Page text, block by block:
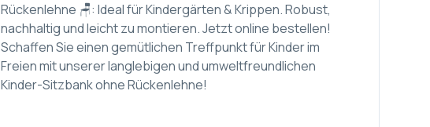
Rückenlehne 🪑: Ideal für Kindergärten & Krippen. Robust,
nachhaltig und leicht zu montieren. Jetzt online bestellen!
Schaffen Sie einen gemütlichen Treffpunkt für Kinder im
Freien mit unserer langlebigen und umweltfreundlichen
Kinder-Sitzbank ohne Rückenlehne!